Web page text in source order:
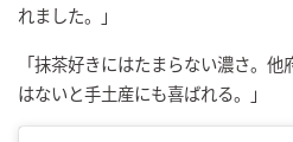
れました。」
「抹茶好きにはたまらない濃さ。
はないと手土産にも喜ばれる。」